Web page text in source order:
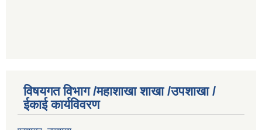
विषयगत विभाग /महाशाखा शाखा /उपशाखा /
ईकाई कार्यविवरण